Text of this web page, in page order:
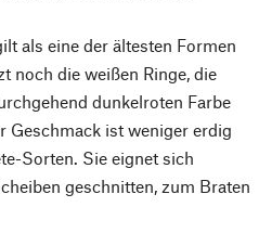
als eine der ältesten Formen
noch die weißen Ringe, die
dunkelroten Farbe
Geschmack ist weniger erdig
Sorten. Sie eignet sich
geschnitten, zum Braten